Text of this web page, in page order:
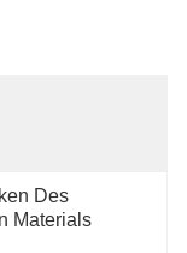
Des
Materials